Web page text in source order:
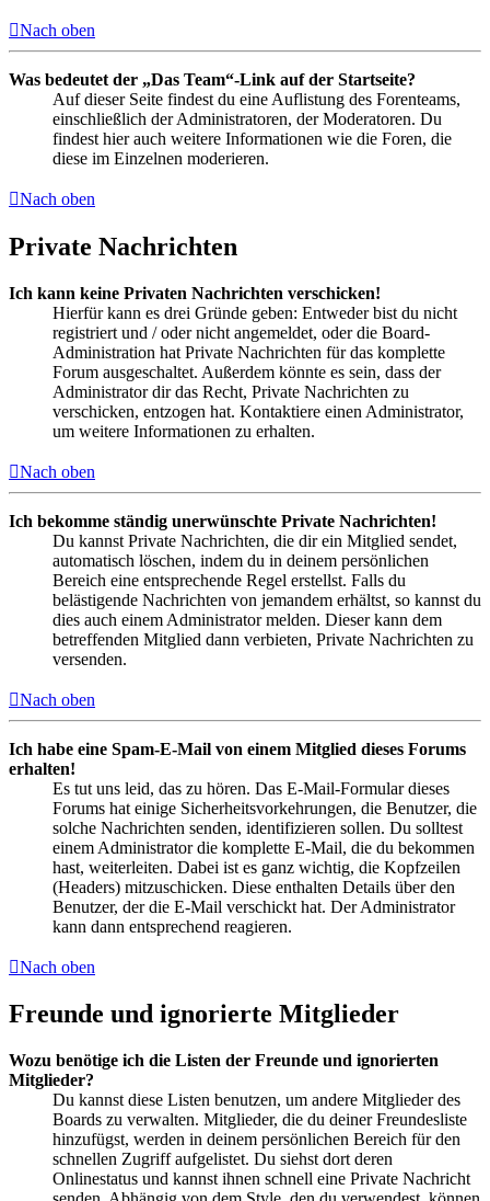
Nach oben
Was bedeutet der „Das Team“-Link auf der Startseite?
Auf dieser Seite findest du eine Auflistung des Forenteams,
einschließlich der Administratoren, der Moderatoren. Du
findest hier auch weitere Informationen wie die Foren, die
diese im Einzelnen moderieren.
Nach oben
Private Nachrichten
Ich kann keine Privaten Nachrichten verschicken!
Hierfür kann es drei Gründe geben: Entweder bist du nicht
registriert und / oder nicht angemeldet, oder die Board-
Administration hat Private Nachrichten für das komplette
Forum ausgeschaltet. Außerdem könnte es sein, dass der
Administrator dir das Recht, Private Nachrichten zu
verschicken, entzogen hat. Kontaktiere einen Administrator,
um weitere Informationen zu erhalten.
Nach oben
Ich bekomme ständig unerwünschte Private Nachrichten!
Du kannst Private Nachrichten, die dir ein Mitglied sendet,
automatisch löschen, indem du in deinem persönlichen
Bereich eine entsprechende Regel erstellst. Falls du
belästigende Nachrichten von jemandem erhältst, so kannst du
dies auch einem Administrator melden. Dieser kann dem
betreffenden Mitglied dann verbieten, Private Nachrichten zu
versenden.
Nach oben
Ich habe eine Spam-E-Mail von einem Mitglied dieses Forums
erhalten!
Es tut uns leid, das zu hören. Das E-Mail-Formular dieses
Forums hat einige Sicherheitsvorkehrungen, die Benutzer, die
solche Nachrichten senden, identifizieren sollen. Du solltest
einem Administrator die komplette E-Mail, die du bekommen
hast, weiterleiten. Dabei ist es ganz wichtig, die Kopfzeilen
(Headers) mitzuschicken. Diese enthalten Details über den
Benutzer, der die E-Mail verschickt hat. Der Administrator
kann dann entsprechend reagieren.
Nach oben
Freunde und ignorierte Mitglieder
Wozu benötige ich die Listen der Freunde und ignorierten
Mitglieder?
Du kannst diese Listen benutzen, um andere Mitglieder des
Boards zu verwalten. Mitglieder, die du deiner Freundesliste
hinzufügst, werden in deinem persönlichen Bereich für den
schnellen Zugriff aufgelistet. Du siehst dort deren
Onlinestatus und kannst ihnen schnell eine Private Nachricht